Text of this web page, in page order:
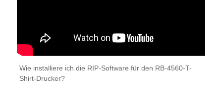
Wie installiere ich die RIP-Software für den RB-4560-T-
Shirt-Drucker?